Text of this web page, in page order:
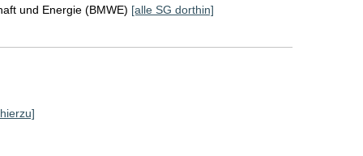
und Energie (BMWE) [alle SG dorthin]